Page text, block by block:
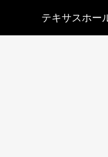
テキサスホー